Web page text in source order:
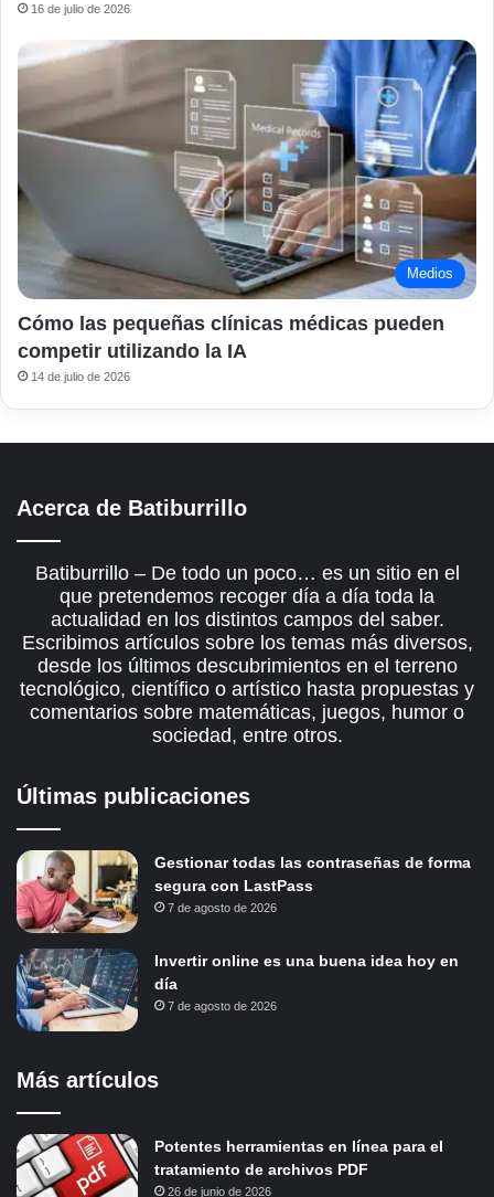
16 de julio de 2026
Medios
Cómo las pequeñas clínicas médicas pueden
competir utilizando la IA
14 de julio de 2026
Acerca de Batiburrillo
Batiburrillo – De todo un poco… es un sitio en el
que pretendemos recoger día a día toda la
actualidad en los distintos campos del saber.
Escribimos artículos sobre los temas más diversos,
desde los últimos descubrimientos en el terreno
tecnológico, científico o artístico hasta propuestas y
comentarios sobre matemáticas, juegos, humor o
sociedad, entre otros.
Últimas publicaciones
Gestionar todas las contraseñas de forma
segura con LastPass
7 de agosto de 2026
Invertir online es una buena idea hoy en
día
7 de agosto de 2026
Más artículos
Potentes herramientas en línea para el
tratamiento de archivos PDF
26 de junio de 2026